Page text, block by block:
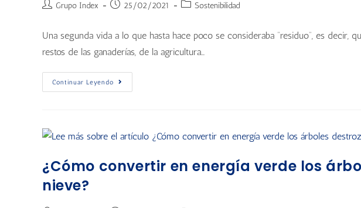
Grupo Index 25/02/2021 Sostenibilidad
Una segunda vida a lo que hasta hace poco se consideraba “residuo”, es decir,
restos de las ganaderías, de la agricultura…
Continuar Leyendo
¿Cómo convertir en energía verde los
nieve?